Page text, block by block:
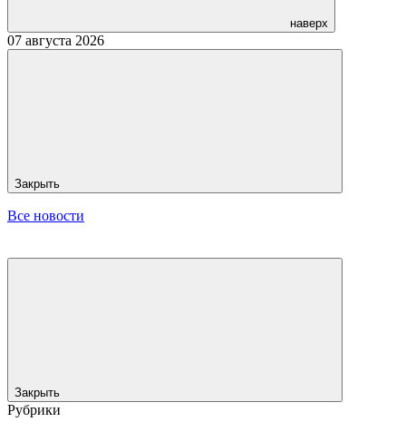
наверх
07 августа 2026
Закрыть
Все новости
Закрыть
Рубрики